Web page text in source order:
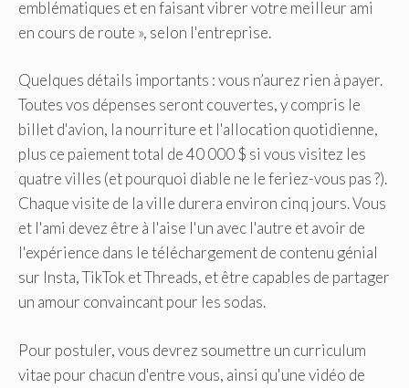
emblématiques et en faisant vibrer votre meilleur ami
en cours de route », selon l'entreprise.
Quelques détails importants : vous n’aurez rien à payer.
Toutes vos dépenses seront couvertes, y compris le
billet d'avion, la nourriture et l'allocation quotidienne,
plus ce paiement total de 40 000 $ si vous visitez les
quatre villes (et pourquoi diable ne le feriez-vous pas ?).
Chaque visite de la ville durera environ cinq jours. Vous
et l'ami devez être à l'aise l'un avec l'autre et avoir de
l'expérience dans le téléchargement de contenu génial
sur Insta, TikTok et Threads, et être capables de partager
un amour convaincant pour les sodas.
Pour postuler, vous devrez soumettre un curriculum
vitae pour chacun d'entre vous, ainsi qu'une vidéo de